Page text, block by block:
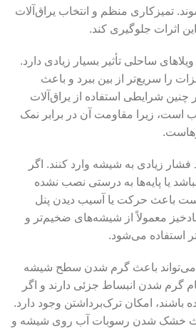
تمیزکاری منظم و انتخاب یراق‌آلات
اثرات جلوگیری کند.
ویلاهای ساحلی تأثیر بسیار زیادی دارد.
را سریع‌تر از بین ببرد و باعث
شرایطی استفاده از یراق‌آلات
انتخاب است، زیرا مقاومت آن در برابر نمک
فشار زیادی به شیشه وارد کنند. اگر
یا پایه‌ها به درستی نصب نشده
باعث حرکت یا آسیب دیدن پنل
معمولاً از شیشه‌های ضخیم‌تر و
استفاده می‌شود.
می‌تواند باعث گرم شدن سطح شیشه
گرم شدن انبساط جزئی دارند و اگر
باشند، امکان ترک‌برداشتن وجود دارد.
خشک شدن رسوبات آب روی شیشه و